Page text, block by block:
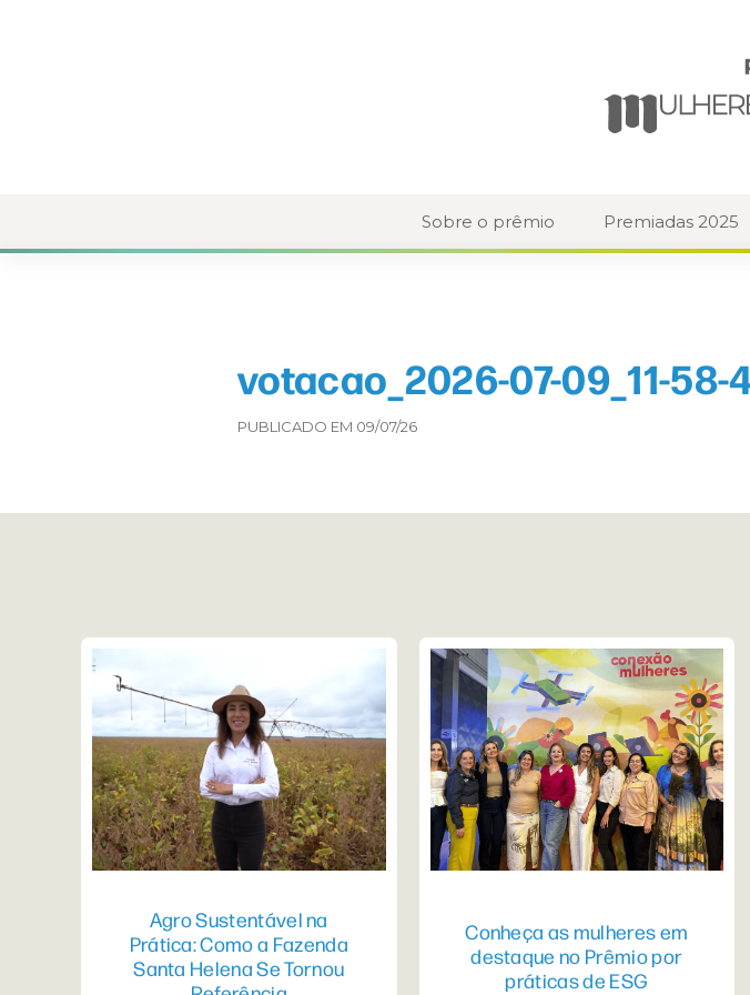
Sobre o prêmio Premiadas 2025
votacao_2026-07-09_11-58-
PUBLICADO EM 09/07/26
Agro Sustentável na
Prática: Como a Fazenda
Santa Helena Se Tornou
Conheça as mulheres em
destaque no Prêmio por
práticas de ESG